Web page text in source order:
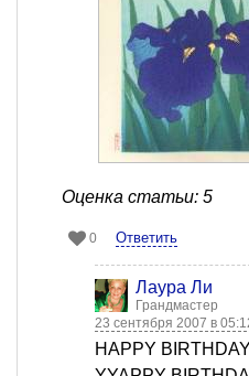
Оценка статьи: 5
0 Ответить
Лаура Ли
Грандмастер
23 сентября 2007 в
HAPPY